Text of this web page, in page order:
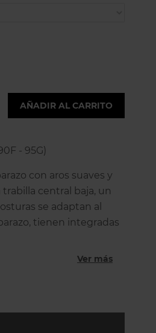
AÑADIR AL CARRITO
- 95G)
con aros suaves y
central baja, un
se adaptan al
tienen integradas
5 DÍAS LABORABLES.
Ver más